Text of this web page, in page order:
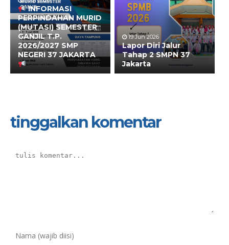
INFORMASI
PERPINDAHAN MURID
(MUTASI) SEMESTER
GANJIL T.P.
2026/2027 SMP
NEGERI 37 JAKARTA
19 Jun 2026
Lapor Diri Jalur
Tahap 2 SMPN 37
Jakarta
tinggalkan komentar